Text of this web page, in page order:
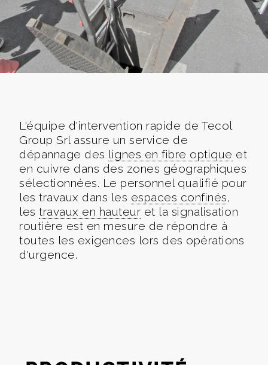
L'équipe d'intervention rapide de Tecol
Group Srl assure un service de
dépannage des lignes en fibre optique et
en cuivre dans des zones géographiques
sélectionnées. Le personnel qualifié pour
les travaux dans les espaces confinés,
les travaux en hauteur et la signalisation
routière est en mesure de répondre à
toutes les exigences lors des opérations
d'urgence.